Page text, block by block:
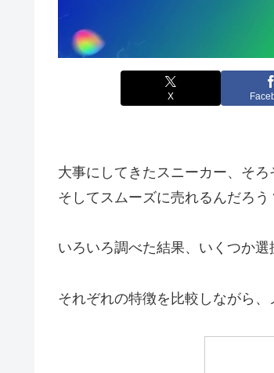
X
大事にしてきたスニーカー、そ
そしてスムーズに売れるんだろう
いろいろ調べた結果、いくつか
それぞれの特徴を比較しながら、